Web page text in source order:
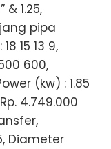
1.25,
pipa
15 13 9,
600,
(kw) : 1.85
Rp. 4.749.000
Diameter